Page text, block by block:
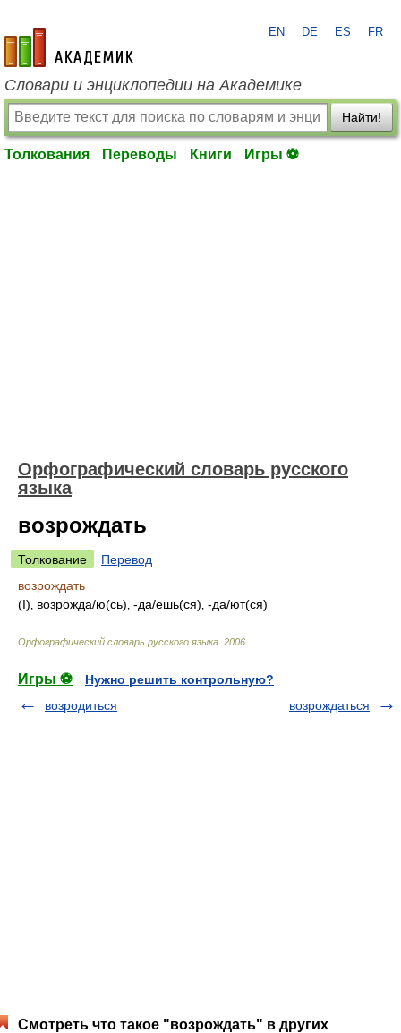
academic.ru
EN DE ES FR
Словари и энциклопедии на Академике
Найти!
Толкования Переводы Книги Игры ⚽
Орфографический словарь русского
языка
возрождать
Толкование
Перевод
возрождать
(I)‚ возрожда/ю(сь)‚ -да/ешь(ся)‚ -да/ют(ся)
Орфографический словарь русского языка 2006
Игры ⚽
Нужно решить контрольную?
возродиться
возрождаться
Смотреть что такое "возрождать" в других